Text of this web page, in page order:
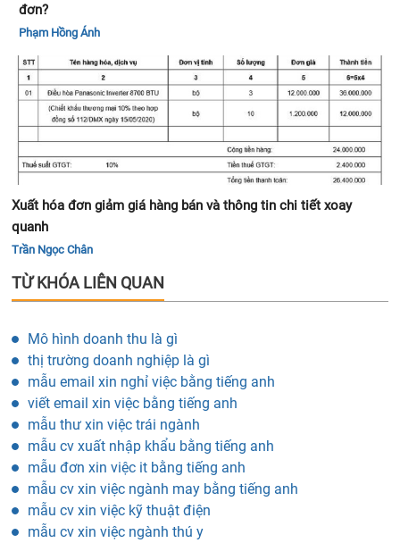
đơn?
Phạm Hồng Ánh
Xuất hóa đơn giảm giá hàng bán và thông tin chi tiết xoay
quanh
Trần Ngọc Chân
TỪ KHÓA LIÊN QUAN
Mô hình doanh thu là gì
thị trường doanh nghiệp là gì
mẫu email xin nghỉ việc bằng tiếng anh
viết email xin việc bằng tiếng anh
mẫu thư xin việc trái ngành
mẫu cv xuất nhập khẩu bằng tiếng anh
mẫu đơn xin việc it bằng tiếng anh
mẫu cv xin việc ngành may bằng tiếng anh
mẫu cv xin việc kỹ thuật điện
mẫu cv xin việc ngành thú y